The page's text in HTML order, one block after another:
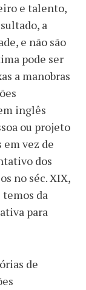
e talento,
a
e não são
pode ser
a manobras
inglês
ou projeto
em vez de
dos
no séc. XIX,
da
para
de